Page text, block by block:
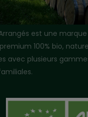
Arrangés est une
100% bio,
avec plusieurs